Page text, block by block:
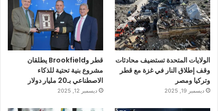
الولايات المتحدة تستضيف محادثات
وقف إطلاق النار في غزة مع قطر
وتركيا ومصر
ديسمبر 19, 2025
قطر وBrookfield يطلقان
مشروع بنية تحتية للذكاء
الاصطناعي بـ20 مليار دولار
ديسمبر 12, 2025